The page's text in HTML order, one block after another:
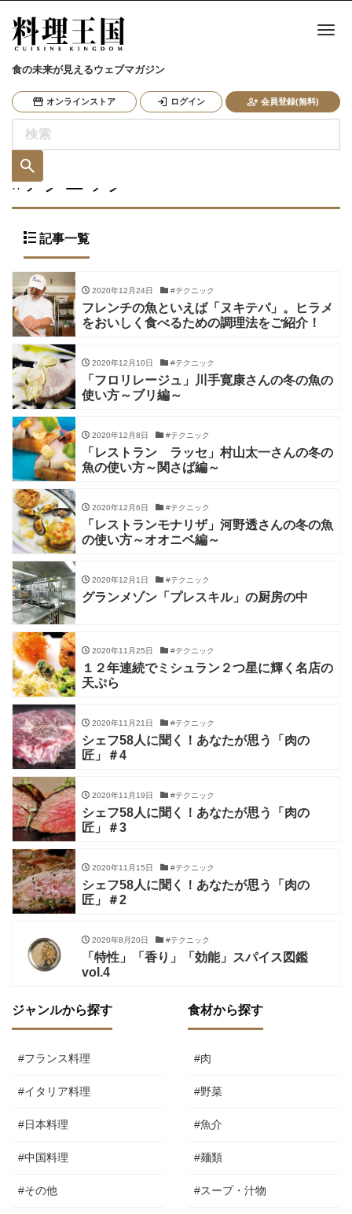
食の未来が見えるウェブマガジン
オンラインストア ログイン 会員登録(無料)
ナ
#テクニック
記事一覧
2020年12月24日 #テクニック
フレンチの魚といえば「ヌキテパ」。ヒラメ
をおいしく食べるための調理法をご紹介！
2020年12月10日 #テクニック
「フロリレージュ」川手寛康さんの冬の魚の
使い方～ブリ編～
2020年12月8日 #テクニック
「レストラン ラッセ」村山太一さんの冬の
魚の使い方～関さば編～
2020年12月6日 #テクニック
「レストランモナリザ」河野透さんの冬の魚
の使い方～オオニベ編～
2020年12月1日 #テクニック
グランメゾン「プレスキル」の厨房の中
2020年11月25日 #テクニック
１２年連続でミシュラン２つ星に輝く名店の
天ぷら
2020年11月21日 #テクニック
シェフ58人に聞く！あなたが思う「肉の
匠」＃4
2020年11月19日 #テクニック
シェフ58人に聞く！あなたが思う「肉の
匠」＃3
2020年11月15日 #テクニック
シェフ58人に聞く！あなたが思う「肉の
匠」＃2
2020年8月20日 #テクニック
「特性」「香り」「効能」スパイス図鑑
vol.4
ジャンルから探す
#フランス料理
#イタリア料理
#日本料理
#中国料理
#その他
食材から探す
#肉
#野菜
#魚介
#麺類
#スープ・汁物